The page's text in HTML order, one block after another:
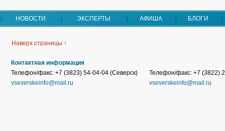
НОВОСТИ ЭКСПЕРТЫ АФИША БЛОГИ
Наверх страницы ↑
Контактная информация
Телефон/факс: +7 (3823) 54-04-04 (Северск)
vseverskeinfo@mail.ru
Телефон/факс: +7 (3822)
vseverskeinfo@mail.ru